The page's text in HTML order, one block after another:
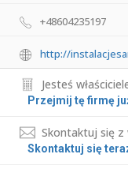
+48604235197
http://
Jesteś
Przejmij tę firmę
Skontaktuj się z
Skontaktuj się